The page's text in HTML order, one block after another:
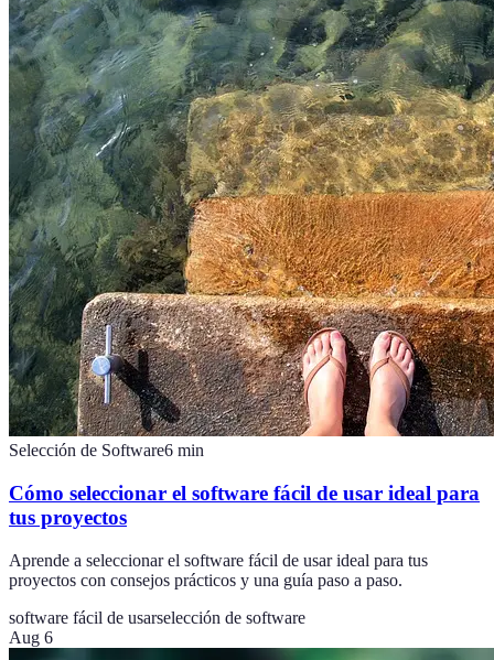
Selección de Software6 min
Cómo seleccionar el software fácil de usar ideal para
tus proyectos
Aprende a seleccionar el software fácil de usar ideal para tus
proyectos con consejos prácticos y una guía paso a paso.
software fácil de usarselección de software
Aug 6